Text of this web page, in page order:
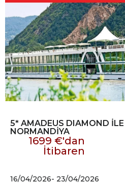
5* AMADEUS DIAMOND İLE
NORMANDİYA
1699 €'dan
İtibaren
16/04/2026- 23/04/2026